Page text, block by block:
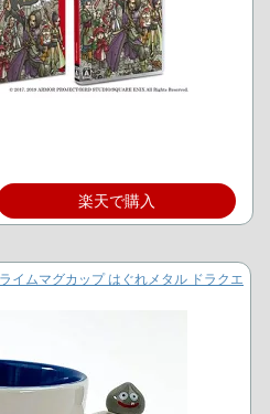
楽天で購入
イムマグカップ はぐれメタル ドラクエ